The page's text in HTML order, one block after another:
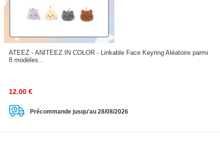
ATEEZ - ANITEEZ IN COLOR - Linkable Face Keyring Aléatoire parmi
8 modèles...
12.00 €
Précommande jusqu'au 28/08/2026